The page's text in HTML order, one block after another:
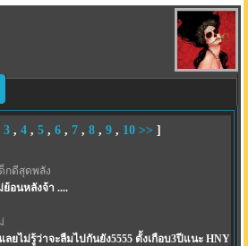
3 , 4 , 5 , 6 , 7 , 8 , 9 , 10 >> ]
กดีสุดพลัง
อนหลังจ้า ....
ยไม่รู้ว่าจะลืมไปกันยัง5555 ตั้งเกือบ3ปีแนะ HNY